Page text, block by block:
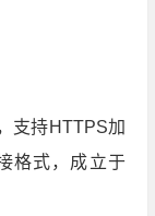
支持HTTPS加
格式，成立于